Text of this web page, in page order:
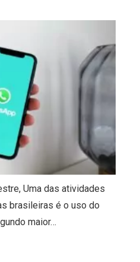
Uma das atividades
brasileiras é o uso do
maior…